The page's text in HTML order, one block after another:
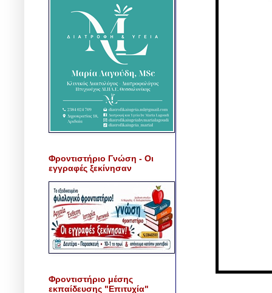
Φροντιστήριο Γνώση - Οι
εγγραφές ξεκίνησαν
Φροντιστήριο μέσης
εκπαίδευσης "Επιτυχία"